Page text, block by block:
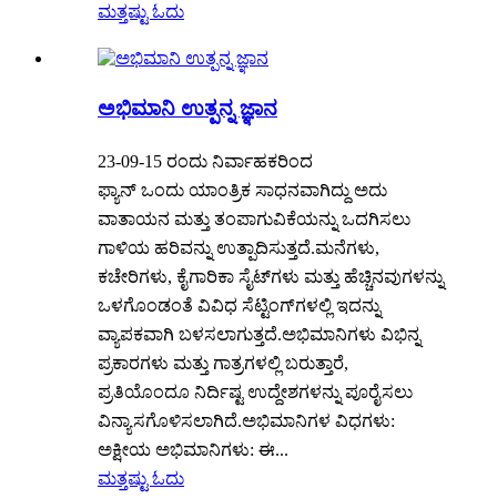
ಮತ್ತಷ್ಟು ಓದು
ಅಭಿಮಾನಿ ಉತ್ಪನ್ನ ಜ್ಞಾನ
23-09-15 ರಂದು ನಿರ್ವಾಹಕರಿಂದ
ಫ್ಯಾನ್ ಒಂದು ಯಾಂತ್ರಿಕ ಸಾಧನವಾಗಿದ್ದು ಅದು
ವಾತಾಯನ ಮತ್ತು ತಂಪಾಗುವಿಕೆಯನ್ನು ಒದಗಿಸಲು
ಗಾಳಿಯ ಹರಿವನ್ನು ಉತ್ಪಾದಿಸುತ್ತದೆ.ಮನೆಗಳು,
ಕಚೇರಿಗಳು, ಕೈಗಾರಿಕಾ ಸೈಟ್‌ಗಳು ಮತ್ತು ಹೆಚ್ಚಿನವುಗಳನ್ನು
ಒಳಗೊಂಡಂತೆ ವಿವಿಧ ಸೆಟ್ಟಿಂಗ್‌ಗಳಲ್ಲಿ ಇದನ್ನು
ವ್ಯಾಪಕವಾಗಿ ಬಳಸಲಾಗುತ್ತದೆ.ಅಭಿಮಾನಿಗಳು ವಿಭಿನ್ನ
ಪ್ರಕಾರಗಳು ಮತ್ತು ಗಾತ್ರಗಳಲ್ಲಿ ಬರುತ್ತಾರೆ,
ಪ್ರತಿಯೊಂದೂ ನಿರ್ದಿಷ್ಟ ಉದ್ದೇಶಗಳನ್ನು ಪೂರೈಸಲು
ವಿನ್ಯಾಸಗೊಳಿಸಲಾಗಿದೆ.ಅಭಿಮಾನಿಗಳ ವಿಧಗಳು:
ಅಕ್ಷೀಯ ಅಭಿಮಾನಿಗಳು: ಈ...
ಮತ್ತಷ್ಟು ಓದು